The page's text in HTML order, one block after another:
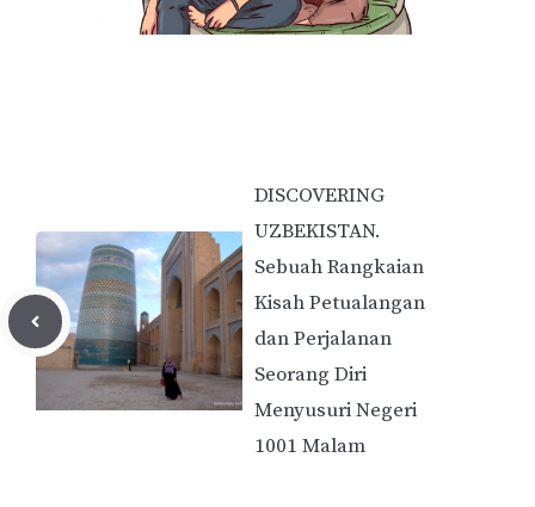
DISCOVERING
UZBEKISTAN.
Sebuah Rangkaian
Kisah Petualangan
dan Perjalanan
Seorang Diri
Menyusuri Negeri
1001 Malam